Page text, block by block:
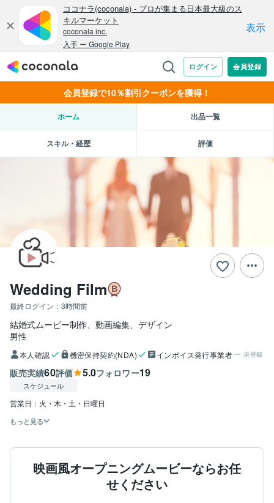
会員登録で10％割引クーポンを獲得！
ホーム 出品一覧
スキル・経歴 評価
Wedding Film
最終ログイン： 3時間前
結婚式ムービー制作、動画編集、デザイン
男性
本人確認 機密保持契約(NDA) インボイス発行事業者 未登録
販売実績60評価 5.0フォロワー19
スケジュール
営業日：火・木・土・日曜日
もっと見る
映画風オープニングムービーならお任
せください